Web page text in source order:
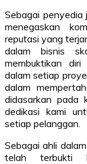
Sebagai
menegaskan
reputasi yang
dalam bisnis
membuktikan
dalam setiap
dalam
didasarkan pada
dedikasi kami
setiap pelanggan.
Sebagai ahli
telah terbukti